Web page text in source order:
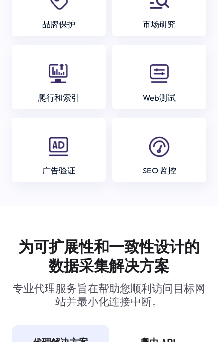
品牌保护 市场研究
爬行和索引 Web测试
广告验证 SEO 监控
为可扩展性和一致性设计的
数据采集解决方案
专业代理服务旨在帮助您顺利访问目标网
站并最小化连接中断。